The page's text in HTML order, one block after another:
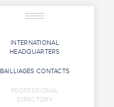
INTERNATIONAL
HEADQUARTERS
BAILLIAGES CONTACTS
PROFESSIONAL
DIRECTORY